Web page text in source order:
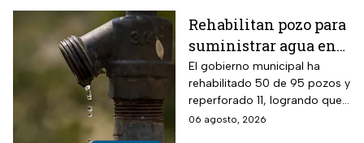
Rehabilitan pozo para
suministrar agua en
Ecatepec, Edomex
El gobierno municipal ha
rehabilitado 50 de 95 pozos y
reperforado 11, logrando que
entre el 80% y 90% de la
06 agosto, 2026